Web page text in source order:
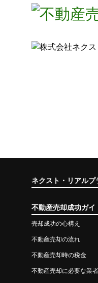
ネクスト・リアル
不動産売却成功ガイ
売却成功の心構え
不動産売却の流れ
不動産売却時の税金
不動産売却に必要な業者